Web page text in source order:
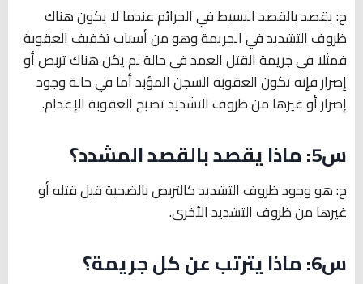
ج: يقصد بالقصد البسيط في الجرائم عندما لا يكون هناك
ظروف التشديد في الجريمة وهو من أسباب تخفيف العقوبة
فمثلا في جريمة القتل العمد في حالة لم يكن هناك تربص أو
إصرار فإنه تكون العقوبة السجن المؤبد أما في حالة وجود
إصرار أو غيرها من ظروف التشديد تصبح العقوبة الإعدام.
س5: ماذا يقصد بالقصد المشدد؟
ج: هو وجود ظروف التشديد كالتربص بالضحية قبل قتله أو
غيرها من ظروف التشديد الأخرى.
س6: ماذا يترتب عن كل جريمة؟